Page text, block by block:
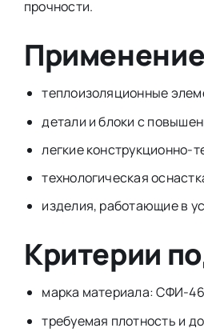
прочности.
Применение
теплоизоляционные
детали и блоки с
легкие конструкционно-
технологическая
изделия, работающие в
Критерии
марка материала: СФИ-
требуемая плотность и